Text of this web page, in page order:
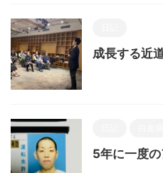
成長する近
5年に一度の